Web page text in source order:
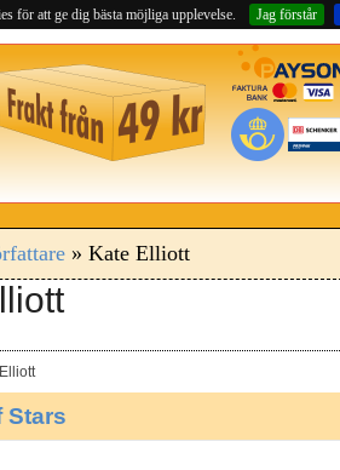
för att ge dig bästa möjliga upplevelse. Jag förstår
» Kate Elliott
Stars